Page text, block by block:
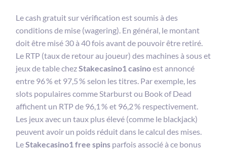
Le cash gratuit sur vérification est soumis à des
conditions de mise (wagering). En général, le montant
doit être misé 30 à 40 fois avant de pouvoir être retiré.
Le RTP (taux de retour au joueur) des machines à sous et
jeux de table chezStakecasino1 casinoest annoncé
entre 96 % et 97,5 % selon les titres. Par exemple, les
slots populaires comme Starburst ou Book of Dead
affichent un RTP de 96,1 % et 96,2 % respectivement.
Les jeux avec un taux plus élevé (comme le blackjack)
peuvent avoir un poids réduit dans le calcul des mises.
LeStakecasino1 free spins parfois associé à ce bonus